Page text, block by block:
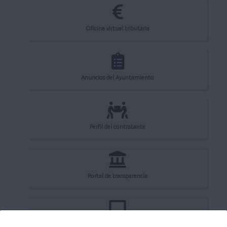
Oficina virtual tributaria
Anuncios del Ayuntamiento
Perfil del contratante
Portal de transparencia